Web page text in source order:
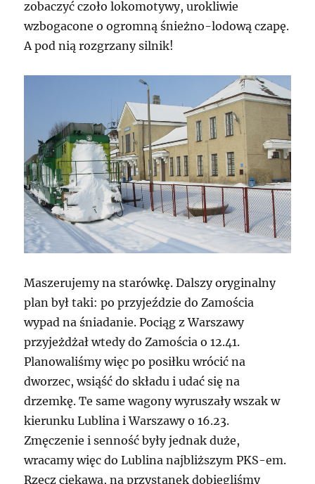
zobaczyć czoło lokomotywy, urokliwie
wzbogacone o ogromną śnieżno-lodową czapę.
A pod nią rozgrzany silnik!
Maszerujemy na starówkę. Dalszy oryginalny
plan był taki: po przyjeździe do Zamościa
wypad na śniadanie. Pociąg z Warszawy
przyjeżdżał wtedy do Zamościa o 12.41.
Planowaliśmy więc po posiłku wrócić na
dworzec, wsiąść do składu i udać się na
drzemkę. Te same wagony wyruszały wszak w
kierunku Lublina i Warszawy o 16.23.
Zmęczenie i senność były jednak duże,
wracamy więc do Lublina najbliższym PKS-em.
Rzecz ciekawa, na przystanek dobiegliśmy